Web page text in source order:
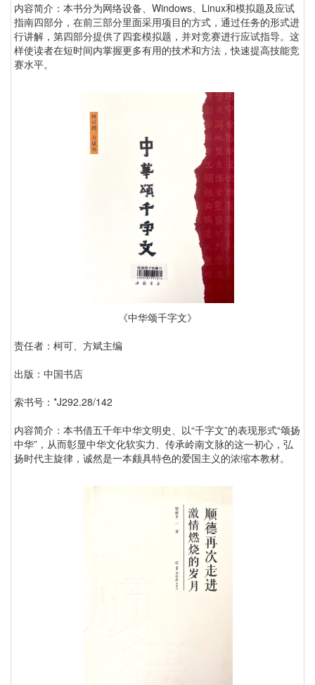
内容简介：本书分为网络设备、Windows、Linux和模拟题及应试
指南四部分，在前三部分里面采用项目的方式，通过任务的形式进
行讲解，第四部分提供了四套模拟题，并对竞赛进行应试指导。这
样使读者在短时间内掌握更多有用的技术和方法，快速提高技能竞
赛水平。
《中华颂千字文》
责任者：柯可、方斌主编
出版：中国书店
索书号：*J292.28/142
内容简介：本书借五千年中华文明史、以“千字文”的表现形式“颂扬
中华”，从而彰显中华文化软实力、传承岭南文脉的这一初心，弘
扬时代主旋律，诚然是一本颇具特色的爱国主义的浓缩本教材。